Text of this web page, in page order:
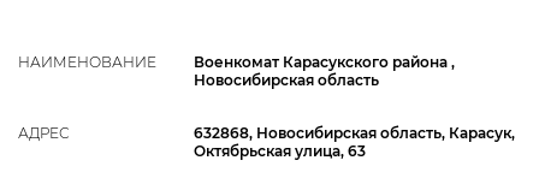
НАИМЕНОВАНИЕ
Военкомат Карасукского района ,
Новосибирская область
АДРЕС
632868, Новосибирская область, Карасук,
Октябрьская улица, 63